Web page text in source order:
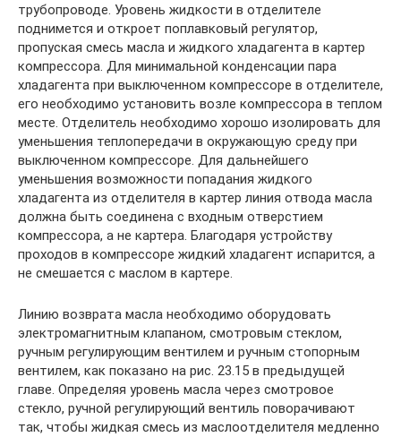
трубопроводе. Уровень жидкости в отделителе
поднимется и откроет поплавковый регулятор,
пропуская смесь масла и жидкого хладагента в картер
компрессора. Для минимальной конденсации пара
хладагента при выключенном компрессоре в отделителе,
его необходимо установить возле компрессора в теплом
месте. Отделитель необходимо хорошо изолировать для
уменьшения теплопередачи в окружающую среду при
выключенном компрессоре. Для дальнейшего
уменьшения возможности попадания жидкого
хладагента из отделителя в картер линия отвода масла
должна быть соединена с входным отверстием
компрессора, а не картера. Благодаря устройству
проходов в компрессоре жидкий хладагент испарится, а
не смешается с маслом в картере.
Линию возврата масла необходимо оборудовать
электромагнитным клапаном, смотровым стеклом,
ручным регулирующим вентилем и ручным стопорным
вентилем, как показано на рис. 23.15 в предыдущей
главе. Определяя уровень масла через смотровое
стекло, ручной регулирующий вентиль поворачивают
так, чтобы жидкая смесь из маслоотделителя медленно